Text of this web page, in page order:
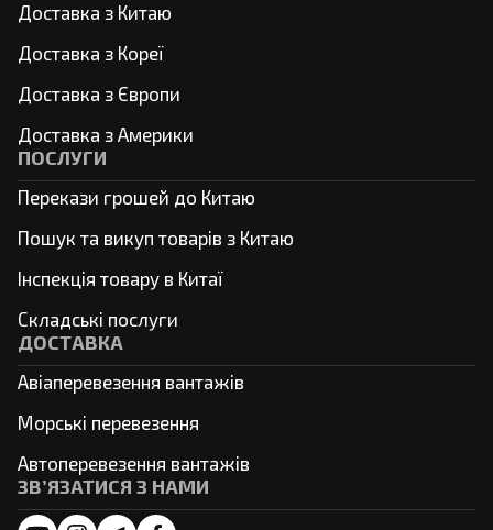
Доставка з Китаю
Доставка з Кореї
Доставка з Європи
Доставка з Америки
ПОСЛУГИ
Перекази грошей до Китаю
Пошук та викуп товарів з Китаю
Інспекція товару в Китаї
Складські послуги
ДОСТАВКА
Авіаперевезення вантажів
Морські перевезення
Автоперевезення вантажів
ЗВ’ЯЗАТИСЯ З НАМИ